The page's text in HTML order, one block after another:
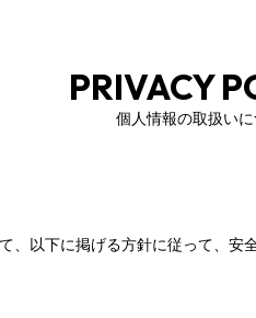
PRIVACY
個人情報の取扱い
以下に掲げる方針に従って、安